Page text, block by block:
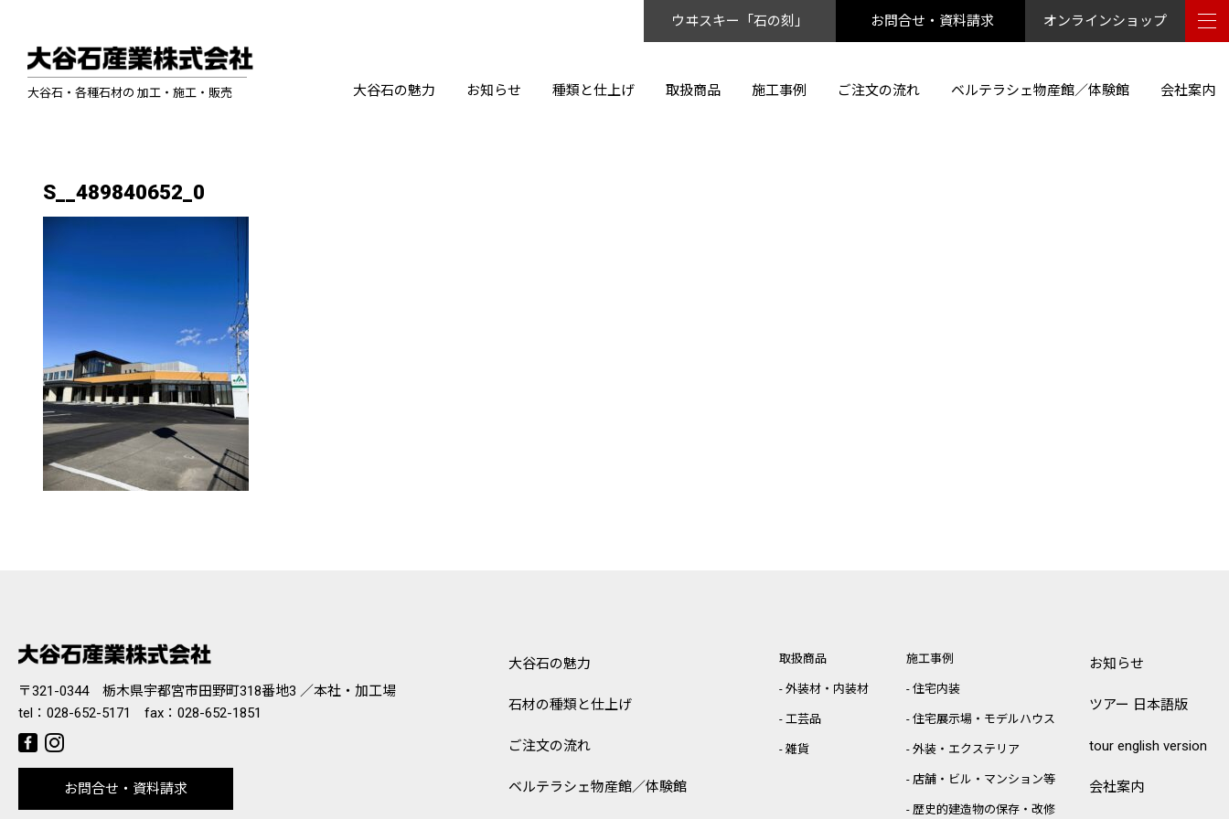
大谷石・各種石材の 加工・施工・販売 大谷石の魅力 お知らせ 種類と仕上げ 取扱商品 施工事例 ご注文の流れ ベルテラシェ物産館／体験館 会社案内
ウヰスキー「石の刻」 お問合せ・資料請求 オンラインショップ
S__489840652_0
〒321-0344 栃木県宇都宮市田野町318番地3 ／本社・加工場
tel： 028-652-5171 fax：028-652-1851
お問合せ・資料請求
大谷石の魅力
石材の種類と仕上げ
ご注文の流れ
ベルテラシェ物産館／体験館
お知らせ
ツアー 日本語版
tour english version
会社案内
取扱商品
外装材・内装材
工芸品
雑貨
施工事例
住宅内装
住宅展示場・モデルハウス
外装・エクステリア
店舗・ビル・マンション等
歴史的建造物の保存・改修